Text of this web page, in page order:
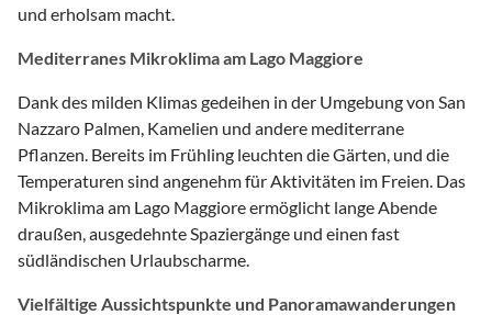
und erholsam macht.
Mediterranes Mikroklima am Lago Maggiore
Dank des milden Klimas gedeihen in der Umgebung von San
Nazzaro Palmen, Kamelien und andere mediterrane
Pflanzen. Bereits im Frühling leuchten die Gärten, und die
Temperaturen sind angenehm für Aktivitäten im Freien. Das
Mikroklima am Lago Maggiore ermöglicht lange Abende
draußen, ausgedehnte Spaziergänge und einen fast
südländischen Urlaubscharme.
Vielfältige Aussichtspunkte und Panoramawanderungen